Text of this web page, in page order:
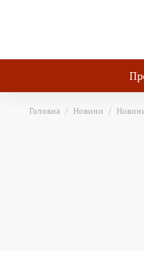
Головна Новини